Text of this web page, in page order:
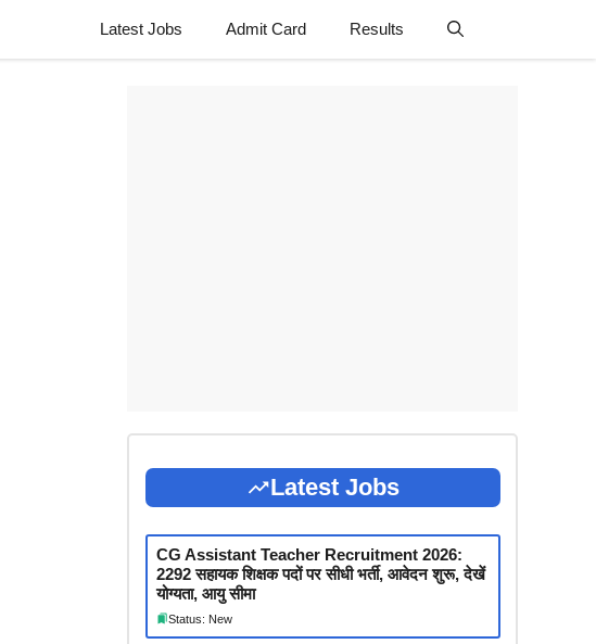
Latest Jobs Admit Card Results
Latest Jobs
CG Assistant Teacher Recruitment 2026:
2292 सहायक शिक्षक पदों पर सीधी भर्ती, आवेदन शुरू, देखें
योग्यता, आयु सीमा
Status: New